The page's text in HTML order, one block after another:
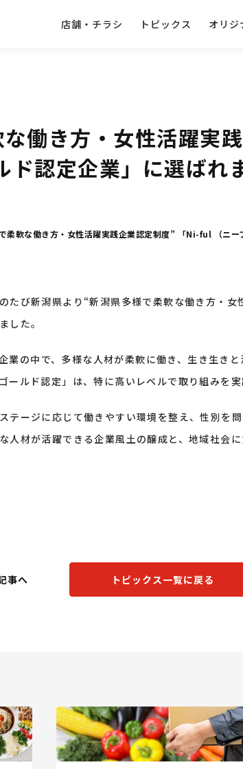
店舗・チラシ トピックス オリジ
働き方・女性活躍実
ド認定企業」に選ばれ
柔軟な働き方・女性活躍実践企業認定制度” 「Ni-ful （ニー
たび新潟県より“新潟県多様で柔軟な働き方・
した。
業の中で、多様な人材が柔軟に働き、生き生き
ールド認定」は、特に高いレベルで取り組みを実
テージに応じて働きやすい環境を整え、性別を
人材が活躍できる企業風土の醸成と、地域社会
事へ トピックス一覧に戻る